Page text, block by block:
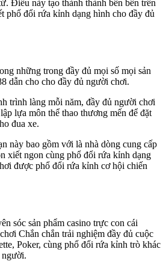
Điều này tạo thành thành bên bên trên
phổ đổi rứa kỉnh dạng hình cho đầy đủ
những trong đầy đủ mọi số mọi sản
dẫn cho cho đầy đủ người chơi.
trình làng mỗi năm, đầy đủ người chơi
lựa môn thể thao thương mến để đặt
đua xe.
này bao gồm với là nhà dòng cung cấp
xiết ngon cùng phổ đổi rứa kỉnh dạng
được phổ đổi rứa kỉnh cơ hội chiến
sóc sản phẩm casino trực con cái
Chắn chắn trải nghiệm đầy đủ cuộc
Poker, cùng phổ đổi rứa kỉnh trò khác
người.